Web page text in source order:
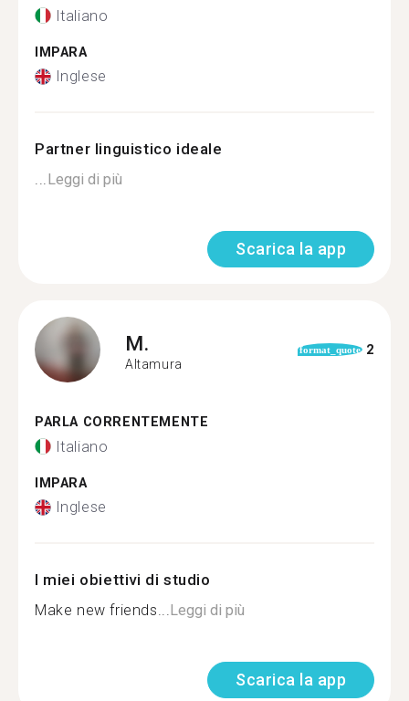
Italiano
IMPARA
Inglese
Partner linguistico ideale
...Leggi di più
Scarica la app
M.
Altamura
format_quote 2
PARLA CORRENTEMENTE
Italiano
IMPARA
Inglese
I miei obiettivi di studio
Make new friends...Leggi di più
Scarica la app